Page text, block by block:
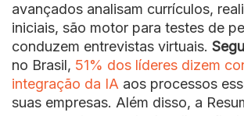
avançados analisam currículos,
iniciais, são motor para testes de
conduzem entrevistas virtuais.
no Brasil, 51% dos líderes dizem
integração da IA aos processos
suas empresas. Além disso, a